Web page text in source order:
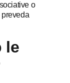
o
le